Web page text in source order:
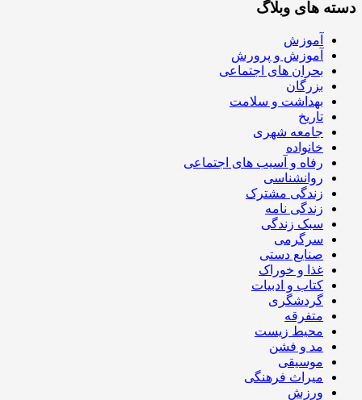
دسته های وبلاگ
آموزش
آموزش و پرورش
بحران های اجتماعی
بزرگان
بهداشت و سلامت
تاریخ
جامعه شهری
خانواده
رفاه و آسیب های اجتماعی
روانشناسی
زندگی مشترک
زندگی نامه
سبک زندگی
سرگرمی
صنایع دستی
غذا و خوراک
کتاب و ادبیات
گردشگری
متفرقه
محیط زیست
مد و فشن
موسیقی
میراث فرهنگی
ورزش